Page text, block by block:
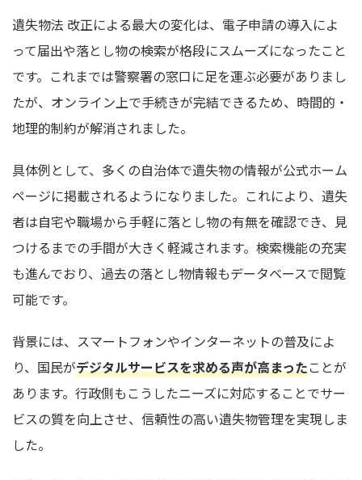
遺失物法 改正による最大の変化は、電子申請の導入によ
って届出や落とし物の検索が格段にスムーズになったこと
です。これまでは警察署の窓口に足を運ぶ必要がありまし
たが、オンライン上で手続きが完結できるため、時間的・
地理的制約が解消されました。
具体例として、多くの自治体で遺失物の情報が公式ホーム
ページに掲載されるようになりました。これにより、遺失
者は自宅や職場から手軽に落とし物の有無を確認でき、見
つけるまでの手間が大きく軽減されます。検索機能の充実
も進んでおり、過去の落とし物情報もデータベースで閲覧
可能です。
背景には、スマートフォンやインターネットの普及によ
り、国民がデジタルサービスを求める声が高まったことが
あります。行政側もこうしたニーズに対応することでサー
ビスの質を向上させ、信頼性の高い遺失物管理を実現しま
した。